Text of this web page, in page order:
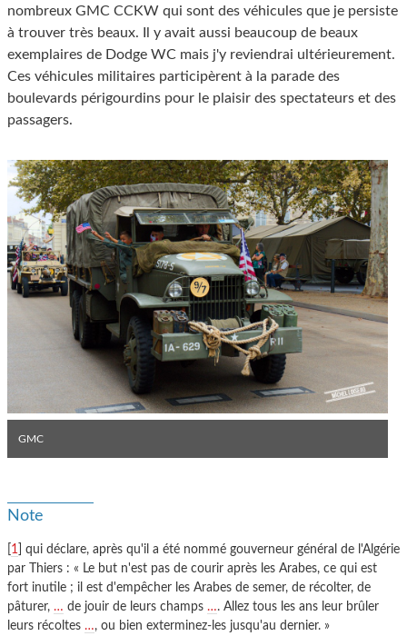
nombreux GMC CCKW qui sont des véhicules que je persiste
à trouver très beaux. Il y avait aussi beaucoup de beaux
exemplaires de Dodge WC mais j'y reviendrai ultérieurement.
Ces véhicules militaires participèrent à la parade des
boulevards périgourdins pour le plaisir des spectateurs et des
passagers.
GMC
Note
1
] qui déclare, après qu'il a été nommé gouverneur général de l'Algérie
par Thiers : « Le but n'est pas de courir après les Arabes, ce qui est
fort inutile ; il est d'empêcher les Arabes de semer, de récolter, de
pâturer, … de jouir de leurs champs …. Allez tous les ans leur brûler
leurs récoltes …, ou bien exterminez-les jusqu'au dernier. »